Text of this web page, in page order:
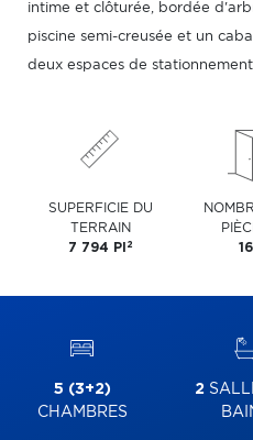
intime et clôturée, bordée
piscine semi-creusée et un
deux espaces de
SUPERFICIE DU
TERRAIN
7 794 PI 2
16
5 (3+2)
CHAMBRES
2